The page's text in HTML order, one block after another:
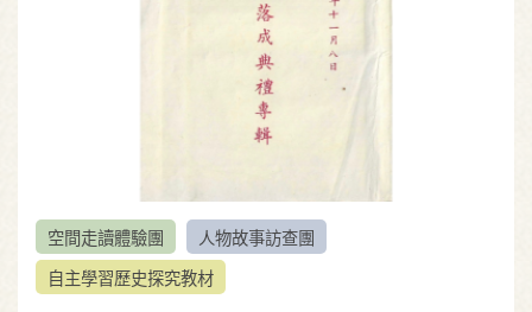
空間走讀體驗團
人物故事訪查團
自主學習歷史探究教材